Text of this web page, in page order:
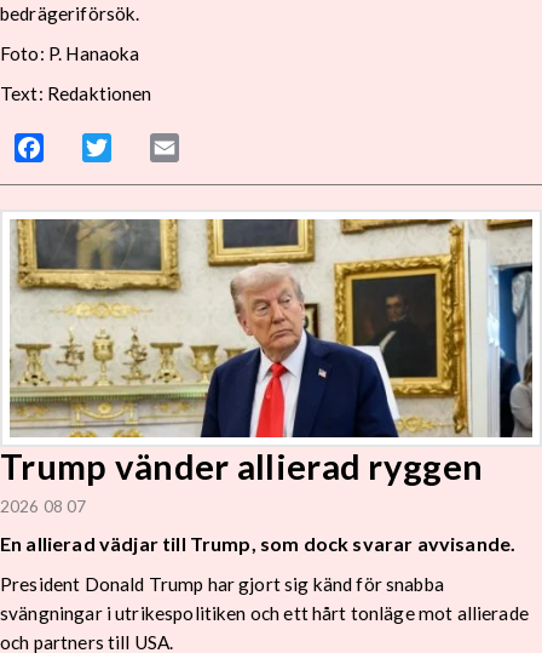
bedrägeriförsök.
Foto: P. Hanaoka
Text: Redaktionen
Facebook Twitter
Trump vänder allierad ryggen
2026 08 07
En allierad vädjar till Trump, som dock svarar avvisande.
President Donald Trump har gjort sig känd för snabba
svängningar i utrikespolitiken och ett hårt tonläge mot allierade
och partners till USA.